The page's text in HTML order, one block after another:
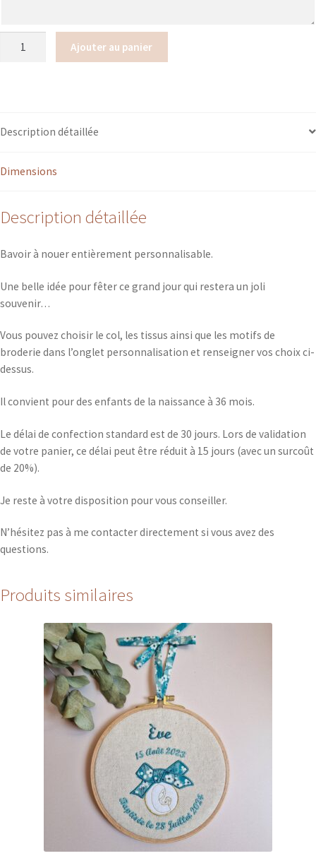
l'enfant
Ange
(col
Claudine)
Ajouter au panier
Description détaillée
Dimensions
Description détaillée
Bavoir à nouer entièrement personnalisable.
Une belle idée pour fêter ce grand jour qui restera un joli
souvenir…
Vous pouvez choisir le col, les tissus ainsi que les motifs de
broderie dans l’onglet personnalisation et renseigner vos choix ci-
dessus.
Il convient pour des enfants de la naissance à 36 mois.
Le délai de confection standard est de 30 jours. Lors de validation
de votre panier, ce délai peut être réduit à 15 jours (avec un surcoût
de 20%).
Je reste à votre disposition pour vous conseiller.
N’hésitez pas à me contacter directement si vous avez des
questions.
Produits similaires